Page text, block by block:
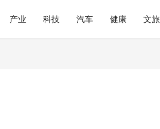
产业 科技 汽车 健康 文旅